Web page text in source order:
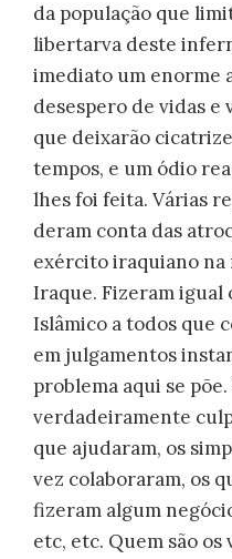
da população que
libertarva deste
imediato um enorme
desespero de vidas e
que deixarão
tempos, e um ódio
lhes foi feita. Várias
deram conta das
exército iraquiano
Iraque. Fizeram igual
Islâmico a todos que
em julgamentos
problema aqui se
verdadeiramente
que ajudaram, os
vez colaboraram, os
fizeram algum
etc, etc. Quem são